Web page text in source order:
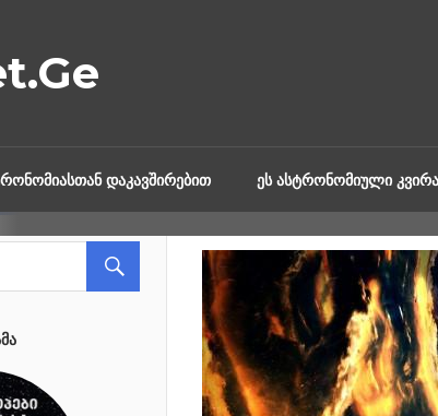
ᲓᲐᲙᲐᲕᲨᲘᲠᲔᲑᲘᲗ ᲔᲡ ᲐᲡᲢᲠᲝᲜᲝᲛᲘᲣᲚᲘ ᲙᲕᲘᲠᲐ